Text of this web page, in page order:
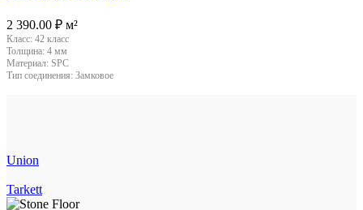
2 390.00 ₽ м²
Класс: 42 класс
Толщина: 4 мм
Материал: SPC
Тип соединения: Замковое
Union
Tarkett